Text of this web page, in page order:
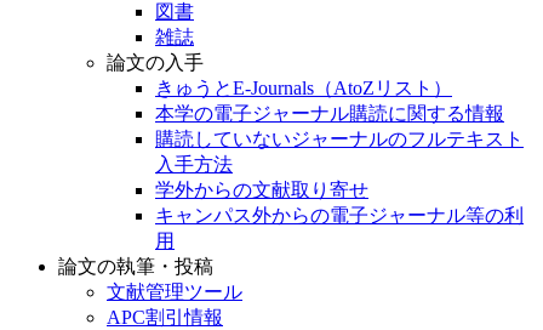
図書
雑誌
論文の入手
きゅうとE-Journals（AtoZリスト）
本学の電子ジャーナル購読に関する情報
購読していないジャーナルのフルテキスト
入手方法
学外からの文献取り寄せ
キャンパス外からの電子ジャーナル等の利
用
論文の執筆・投稿
文献管理ツール
APC割引情報